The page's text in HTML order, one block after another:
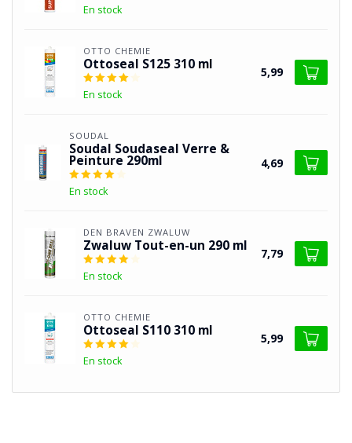
En stock
OTTO CHEMIE
Ottoseal S125 310 ml
En stock
5,99
SOUDAL
Soudal Soudaseal Verre &
Peinture 290ml
En stock
4,69
DEN BRAVEN ZWALUW
Zwaluw Tout-en-un 290 ml
En stock
7,79
OTTO CHEMIE
Ottoseal S110 310 ml
En stock
5,99